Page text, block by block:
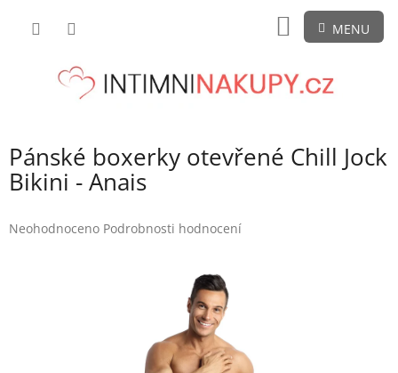
NÁKUPNÍ
KOŠÍK
Pánské boxerky otevřené Chill Jock
Bikini - Anais
Průměrné
Neohodnoceno Podrobnosti hodnocení